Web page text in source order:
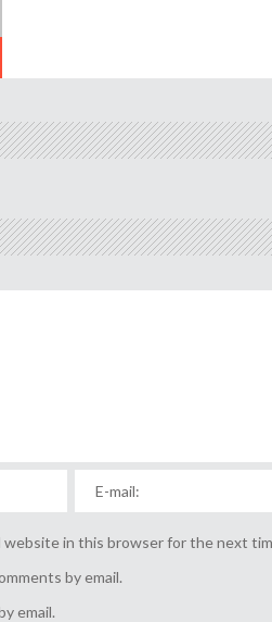
website in this browser for the next
by email.
email.